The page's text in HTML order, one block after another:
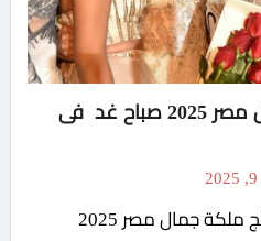
بدء اختبارات ملكة جمال مصر 2025 صباح غد فى